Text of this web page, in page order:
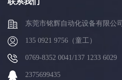
东莞市铭辉自动化设备有限公司
135 0921 9756（童工）
0769-8352 0041/137 1233 6029
2375699435